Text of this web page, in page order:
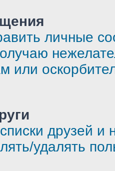
личные
или
друзей и
удалять